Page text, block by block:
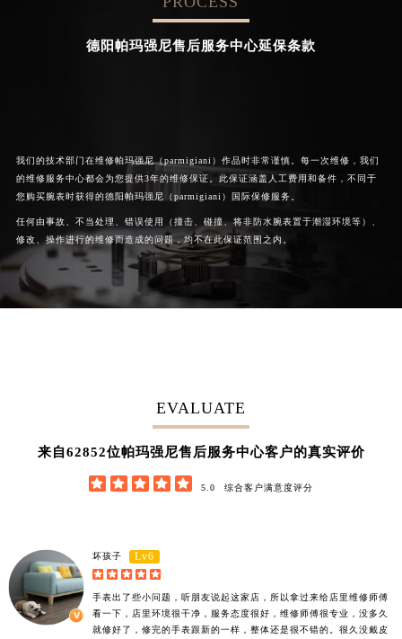

德阳帕玛强尼售后服务中心延保条款
我们的技术部门在维修帕玛强尼（parmigiani）作品时非常谨慎。每一次维修，我们
的维修服务中心都会为您提供3年的维修保证。此保证涵盖人工费用和备件，不同于
您购买腕表时获得的德阳帕玛强尼（parmigiani）国际保修服务。
任何由事故、不当处理、错误使用（撞击、碰撞、将非防水腕表置于潮湿环境等）、
修改、操作进行的维修而造成的问题，均不在此保证范围之内。
EVALUATE
来自62852位帕玛强尼售后服务中心客户的真实评价
     5.0 综合客户满意度评分
坏孩子 Lv6
    
手表出了些小问题，听朋友说起这家店，所以拿过来给店里维修师傅
看一下，店里环境很干净，服务态度很好，维修师傅很专业，没多久
就修好了，修完的手表跟新的一样，整体还是很不错的。很久没戴皮